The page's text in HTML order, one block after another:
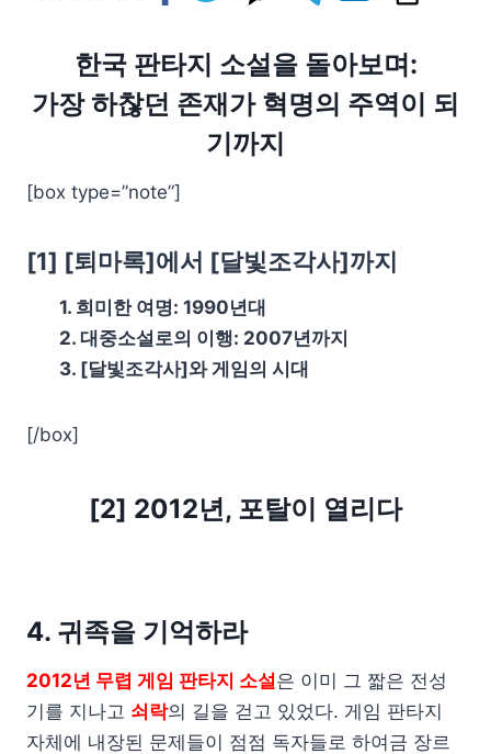
한국 판타지 소설을 돌아보며:
가장 하찮던 존재가 혁명의 주역이 되
기까지
[box type=”note”]
[1] [퇴마록]에서 [달빛조각사]까지
1. 희미한 여명: 1990년대
2. 대중소설로의 이행: 2007년까지
3. [달빛조각사]와 게임의 시대
[/box]
[2] 2012년, 포탈이 열리다
4. 귀족을 기억하라
2012년 무렵 게임 판타지 소설은 이미 그 짧은 전성
기를 지나고 쇠락의 길을 걷고 있었다. 게임 판타지
자체에 내장된 문제들이 점점 독자들로 하여금 장르